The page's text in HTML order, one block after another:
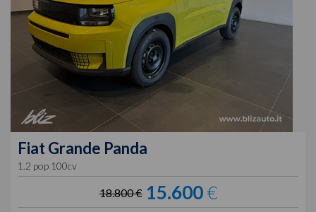
Fiat Grande Panda
1.2 pop 100cv
18.800 € 15.600€